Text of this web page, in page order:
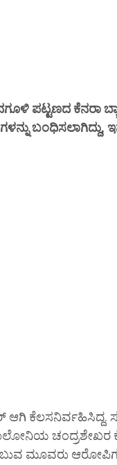
ಪಟ್ಟಣದ ಕೆನರಾ
ಬಂಧಿಸಲಾಗಿದ್ದು,
ಆಗಿ ಕೆಲಸ‌ನಿರ್ವಹಿಸಿದ್ದ.
ಚಂದ್ರಶೇಖರ
ಮೂವರು